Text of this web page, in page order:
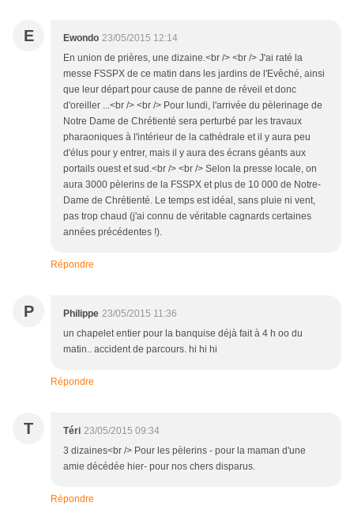
E Ewondo 23/05/2015 12:14
En union de prières, une dizaine.<br /> <br /> J'ai raté la
messe FSSPX de ce matin dans les jardins de l'Evêché, ainsi
que leur départ pour cause de panne de réveil et donc
d'oreiller ...<br /> <br /> Pour lundi, l'arrivée du pèlerinage de
Notre Dame de Chrétienté sera perturbé par les travaux
pharaoniques à l'intérieur de la cathédrale et il y aura peu
d'élus pour y entrer, mais il y aura des écrans géants aux
portails ouest et sud.<br /> <br /> Selon la presse locale, on
aura 3000 pèlerins de la FSSPX et plus de 10 000 de Notre-
Dame de Chrétienté. Le temps est idéal, sans pluie ni vent,
pas trop chaud (j'ai connu de véritable cagnards certaines
années précédentes !).
Répondre
P Philippe 23/05/2015 11:36
un chapelet entier pour la banquise déjà fait à 4 h oo du
matin.. accident de parcours. hi hi hi
Répondre
T Téri 23/05/2015 09:34
3 dizaines<br /> Pour les pèlerins - pour la maman d'une
amie décédée hier- pour nos chers disparus.
Répondre